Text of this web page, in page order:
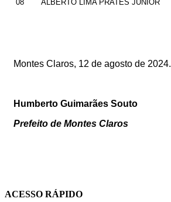
08 ALBERTO LIMA PRATES JÚNIOR
Montes Claros, 12 de agosto de 2024.
Humberto Guimarães Souto
Prefeito de Montes Claros
ACESSO RÁPIDO